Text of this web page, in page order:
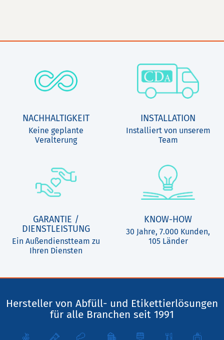
NACHHALTIGKEIT
Keine geplante
Veralterung
INSTALLATION
Installiert von unserem
Team
GARANTIE /
DIENSTLEISTUNG
Ein Außendienstteam zu
Ihren Diensten
KNOW-HOW
30 Jahre, 7.000 Kunden,
105 Länder
Hersteller von Abfüll- und Etikettierlösungen
für alle Branchen seit 1991